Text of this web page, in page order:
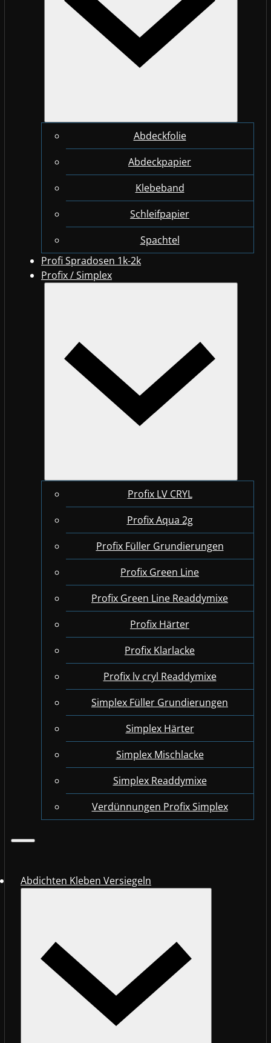
Abdeckfolie
Abdeckpapier
Klebeband
Schleifpapier
Spachtel
Profi Spradosen 1k-2k
Profix / Simplex
Profix LV CRYL
Profix Aqua 2g
Profix Füller Grundierungen
Profix Green Line
Profix Green Line Readdymixe
Profix Härter
Profix Klarlacke
Profix lv cryl Readdymixe
Simplex Füller Grundierungen
Simplex Härter
Simplex Mischlacke
Simplex Readdymixe
Verdünnungen Profix Simplex
Abdichten Kleben Versiegeln